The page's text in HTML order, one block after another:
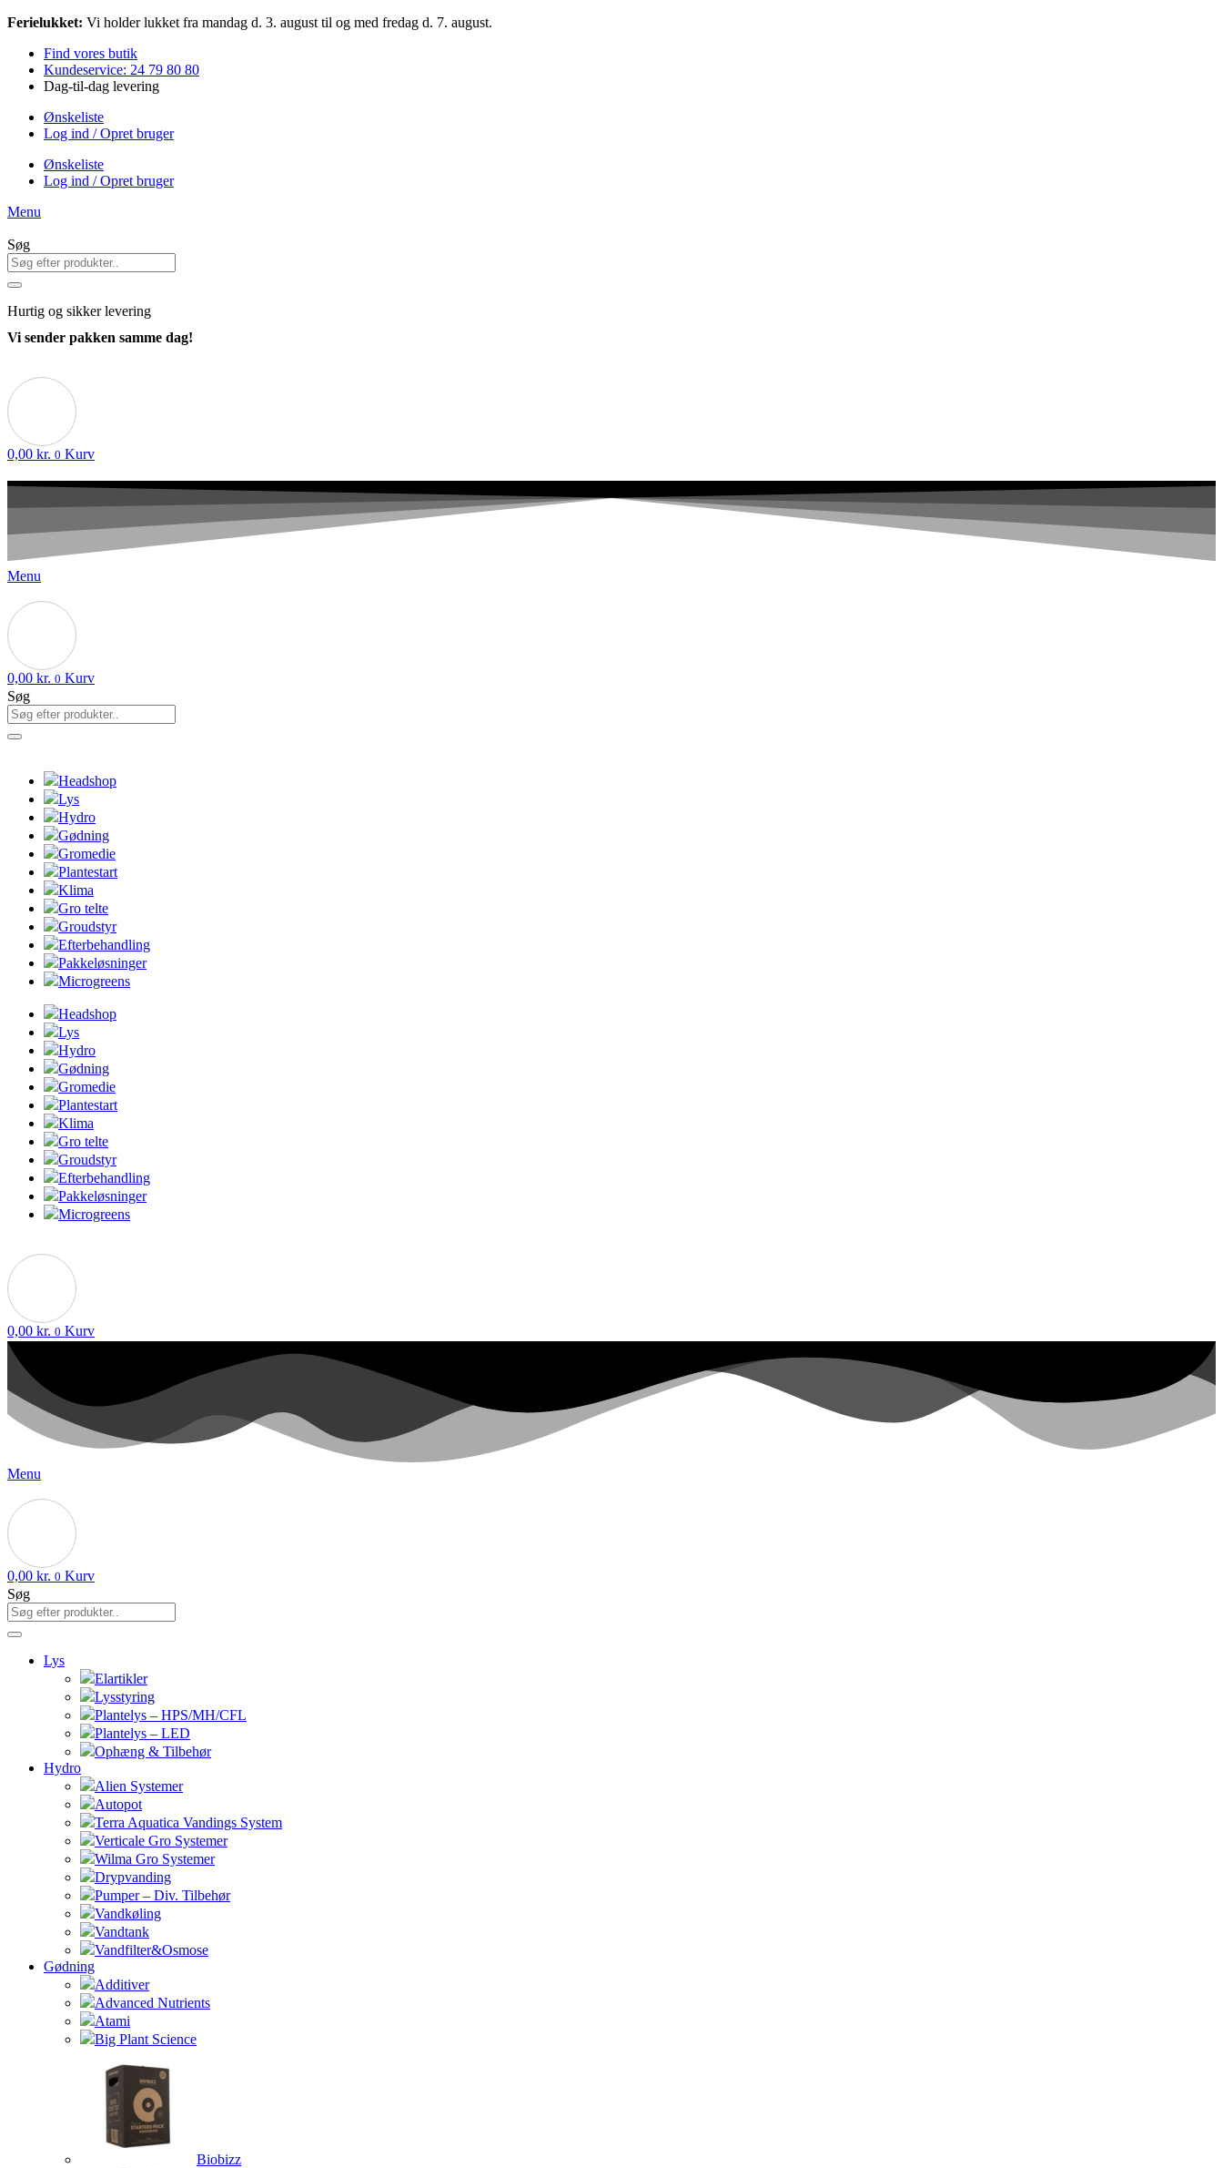
Videre
indhold
Ferielukket: Vi holder lukket fra mandag d. 3. august til og med fredag d. 7. august.
Find vores butik
Kundeservice: 24 79 80 80
Dag-til-dag levering
Ønskeliste
Log ind / Opret bruger
Ønskeliste
Log ind / Opret bruger
Menu
Søg
Hurtig og sikker levering
Vi sender pakken samme dag!
0,00 kr. 0 Kurv
Menu
0,00 kr. 0 Kurv
Søg
Headshop
Lys
Hydro
Gødning
Gromedie
Plantestart
Klima
Gro telte
Groudstyr
Efterbehandling
Pakkeløsninger
Microgreens
Headshop
Lys
Hydro
Gødning
Gromedie
Plantestart
Klima
Gro telte
Groudstyr
Efterbehandling
Pakkeløsninger
Microgreens
0,00 kr. 0 Kurv
Menu
0,00 kr. 0 Kurv
Søg
Lys
Elartikler
Lysstyring
Plantelys – HPS/MH/CFL
Plantelys – LED
Ophæng & Tilbehør
Hydro
Alien Systemer
Autopot
Terra Aquatica Vandings System
Verticale Gro Systemer
Wilma Gro Systemer
Drypvanding
Pumper – Div. Tilbehør
Vandkøling
Vandtank
Vandfilter&Osmose
Gødning
Additiver
Advanced Nutrients
Atami
Big Plant Science
Biobizz